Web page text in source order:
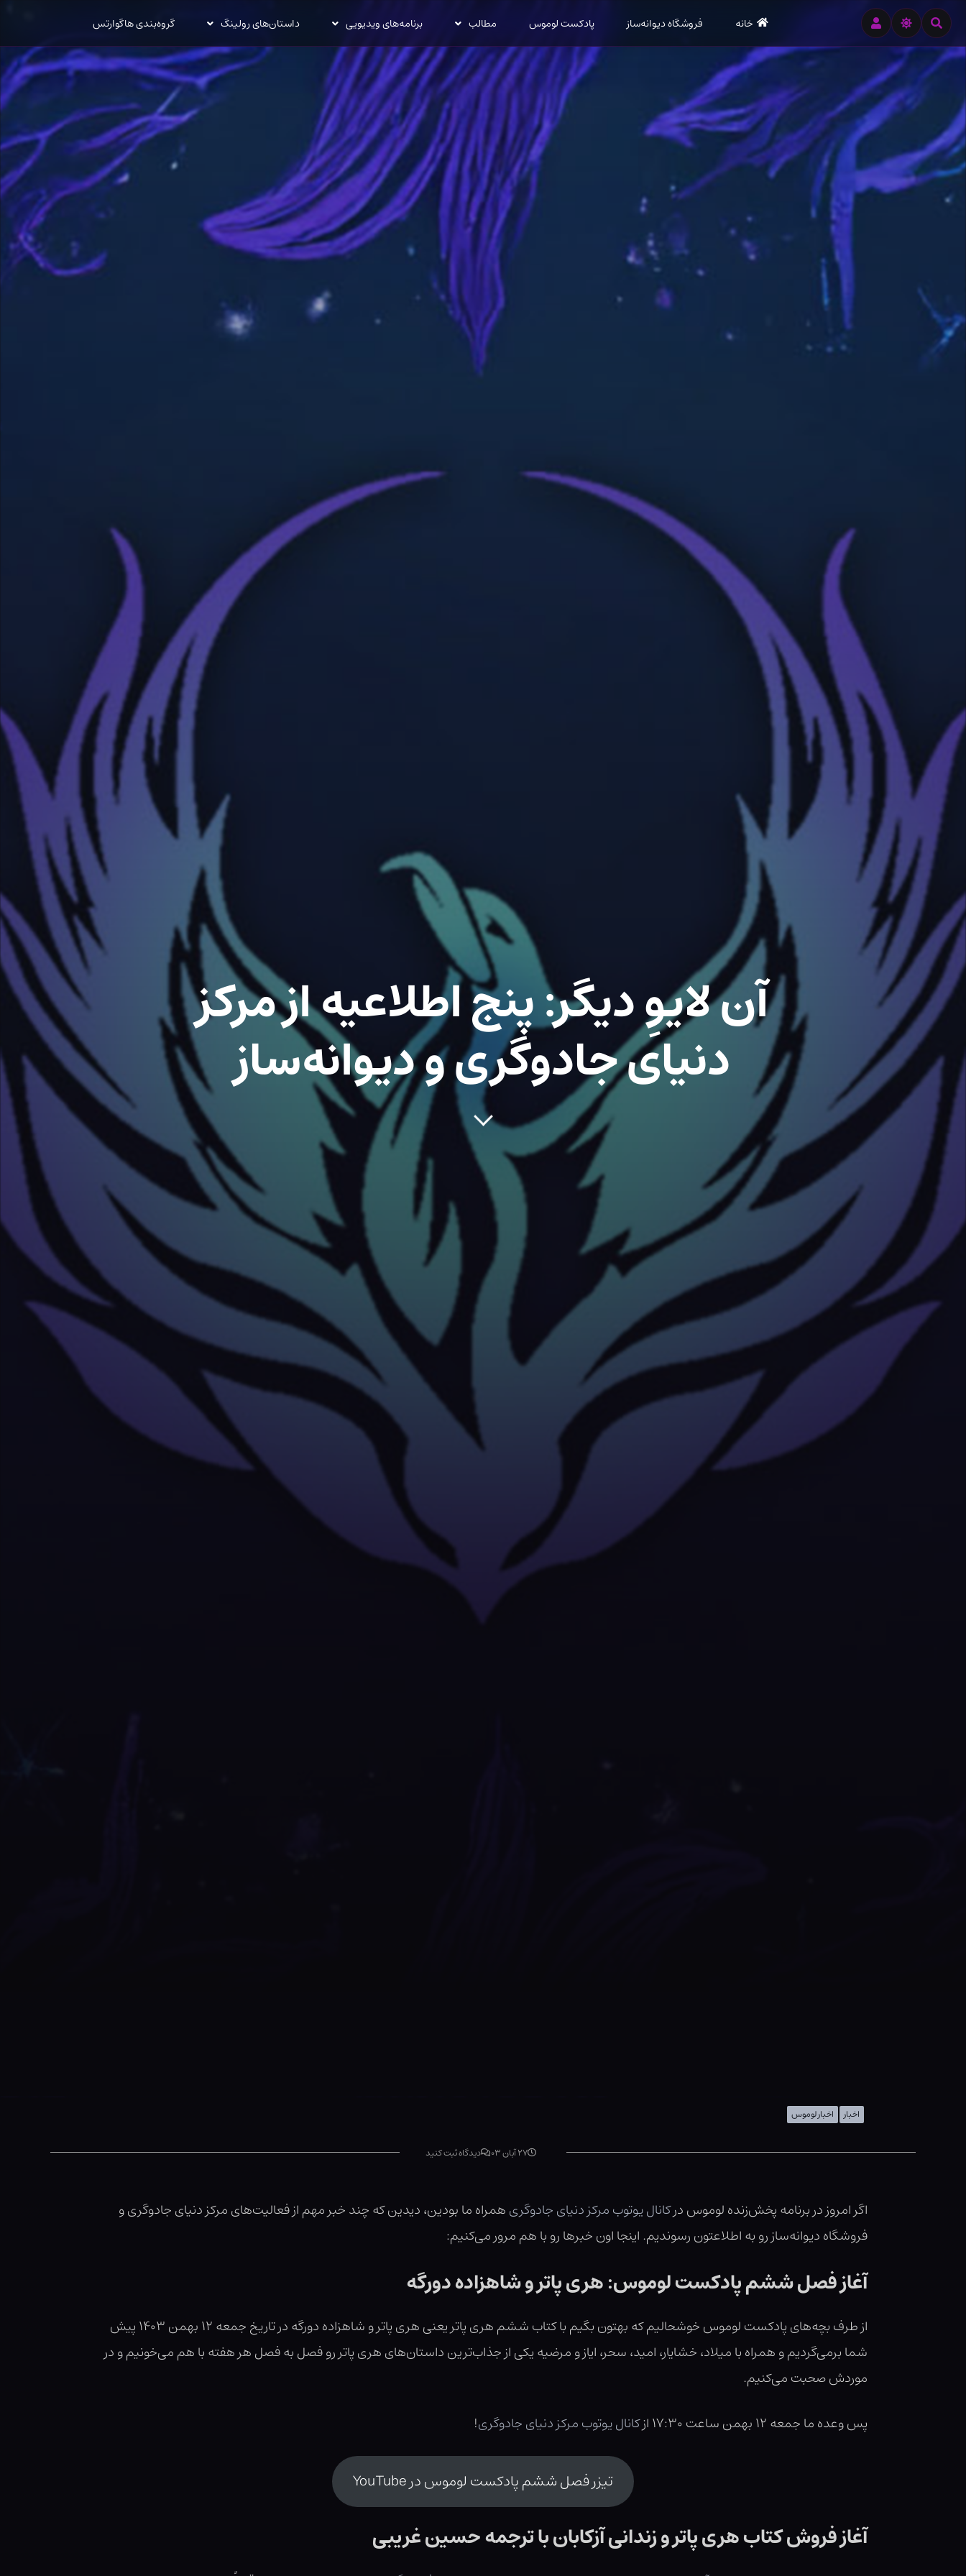
ورود
متن
خانه فروشگاه دیوانه‌ساز پادکست لوموس مطالب برنامه‌های ویدیویی داستان‌های رولینگ گروه‌بندی هاگوارتس
آن لایوِ دیگر: پنج اطلاعیه از مرکز
دنیای جادوگری و دیوانه‌ساز
اخبار اخبار لوموس
۲۷ آبان ۰۳ دیدگاه ثبت کنید
اگر امروز در برنامه پخش‌زنده لوموس درکانال یوتوب مرکز دنیای جادوگریهمراه ما بودین، دیدین که چند خبر مهم از فعالیت‌های مرکز دنیای جادوگری و
فروشگاه دیوانه‌ساز رو به اطلاعتون رسوندیم. اینجا اون خبرها رو با هم مرور می‌کنیم:
آغاز فصل ششم پادکست لوموس: هری پاتر و شاهزاده دورگه
از طرف بچه‌های پادکست لوموس خوشحالیم که بهتون بگیم با کتاب ششم هری پاتر یعنی هری پاتر و شاهزاده دورگه در تاریخ جمعه ۱۲ بهمن ۱۴۰۳ پیش
شما برمی‌گردیم و همراه با میلاد، خشایار، امید، سحر، ایاز و مرضیه یکی از جذاب‌ترین داستان‌های هری پاتر رو فصل به فصل هر هفته با هم می‌خونیم و در
موردش صحبت می‌کنیم.
پس وعده ما جمعه ۱۲ بهمن ساعت ۱۷:۳۰ از
کانال یوتوب مرکز دنیای جادوگری!
تیزر فصل ششم پادکست لوموس در YouTube
آغاز فروش کتاب هری پاتر و زندانی آزکابان با ترجمه حسین غریبی